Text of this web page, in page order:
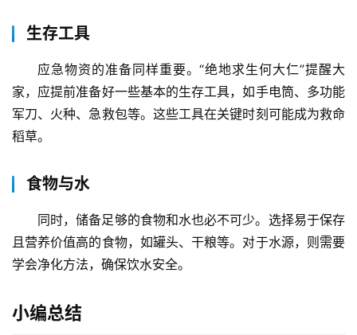
生存工具
应急物资的准备同样重要。“绝地求生何大仁”提醒大
家，应提前准备好一些基本的生存工具，如手电筒、多功能
军刀、火种、急救包等。这些工具在关键时刻可能成为救命
稻草。
食物与水
同时，储备足够的食物和水也必不可少。选择易于保存
且营养价值高的食物，如罐头、干粮等。对于水源，则需要
学会净化方法，确保饮水安全。
小编总结